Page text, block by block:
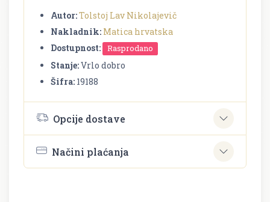
Autor:Tolstoj Lav Nikolajevič
Nakladnik: Matica hrvatska
Dostupnost:
Rasprodano
Stanje:Vrlo dobro
Šifra: 19188
Opcije dostave
Načini plaćanja